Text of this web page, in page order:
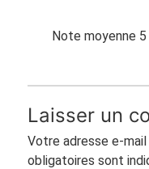
Note moyenne 5
Laisser un
Votre adresse e-mail
obligatoires sont